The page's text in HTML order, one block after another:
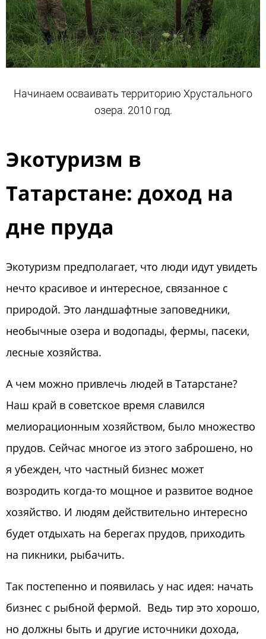
Начинаем осваивать территорию Хрустального
озера. 2010 год.
Экотуризм в
Татарстане: доход на
дне пруда
Экотуризм предполагает, что люди идут увидеть
нечто красивое и интересное, связанное с
природой. Это ландшафтные заповедники,
необычные озера и водопады, фермы, пасеки,
лесные хозяйства.
А чем можно привлечь людей в Татарстане?
Наш край в советское время славился
мелиорационным хозяйством, было множество
прудов. Сейчас многое из этого заброшено, но
я убежден, что частный бизнес может
возродить когда-то мощное и развитое водное
хозяйство. И людям действительно интересно
будет отдыхать на берегах прудов, приходить
на пикники, рыбачить.
Так постепенно и появилась у нас идея: начать
бизнес с рыбной фермой. Ведь тир это хорошо,
но должны быть и другие источники дохода,